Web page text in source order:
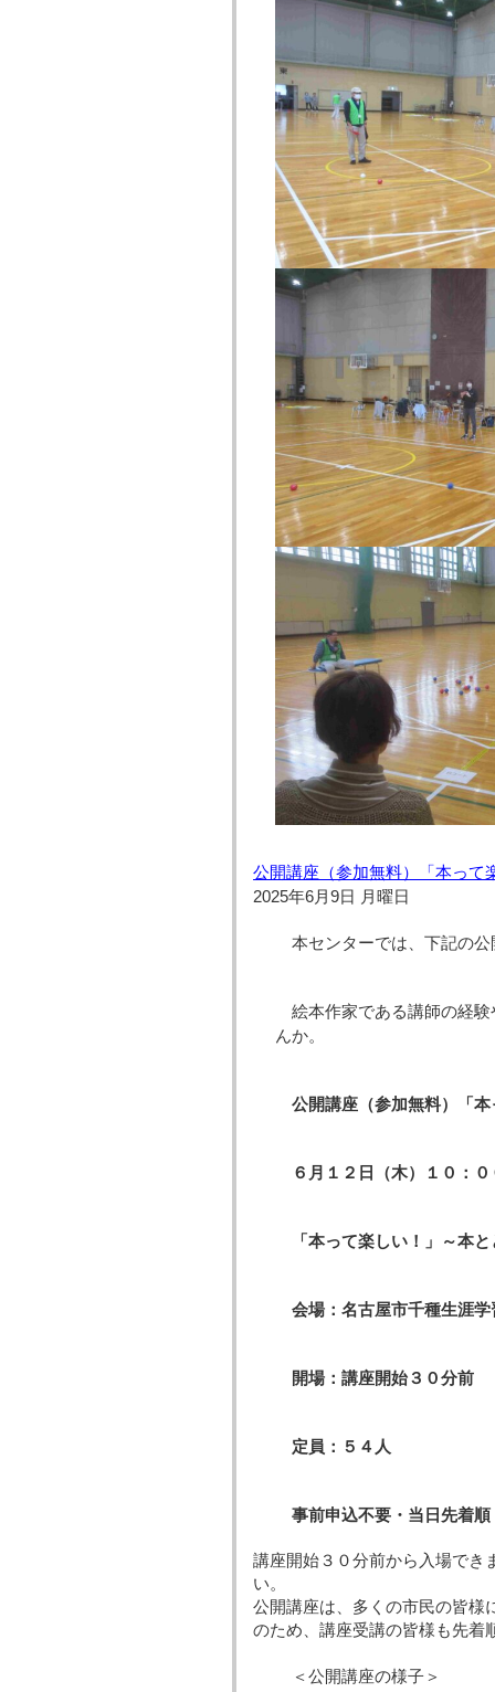
公開講座（参加無料）「本って
2025年6月9日 月曜日
本センターでは、下記の
絵本作家である講師の経
んか。
公開講座（参加無料）「
６月１２日（木）１０：
「本って楽しい！」～本
会場：名古屋市千種生涯
開場：講座開始３０
定員：５４人
事前申込不要・当日先着順
講座開始３０分前から入場でき
い。
公開講座は、多くの市民の皆様
のため、講座受講の皆様も先着
＜公開講座の様子＞